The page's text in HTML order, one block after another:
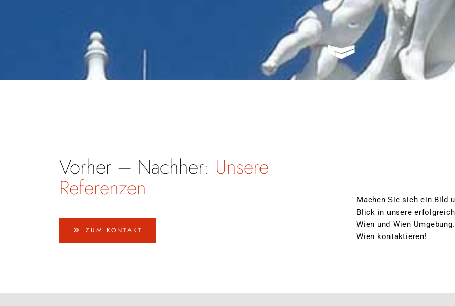
Vorher – Nachher: Unsere
Referenzen
ZUM KONTAKT
Machen Sie sich ein Bild
Blick in unsere
Wien und Wien
Wien kontaktieren!